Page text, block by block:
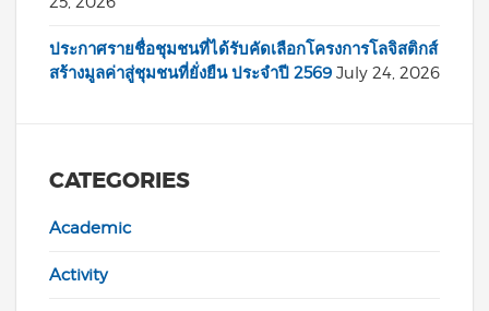
ประกาศรายชื่อชุมชนที่ได้รับคัดเลือกโครงการโลจิสติกส์
สร้างมูลค่าสู่ชุมชนที่ยั่งยืน ประจำปี 2569 July 24, 2026
CATEGORIES
Academic
Activity